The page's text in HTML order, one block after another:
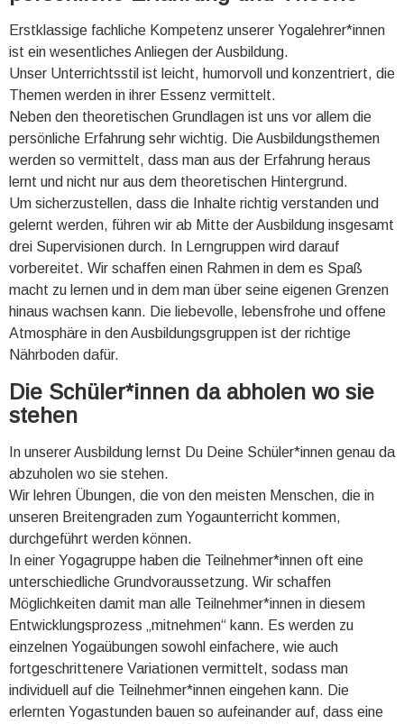
Erstklassige fachliche Kompetenz unserer Yogalehrer*innen
ist ein wesentliches Anliegen der Ausbildung.
Unser Unterrichtsstil ist leicht, humorvoll und konzentriert, die
Themen werden in ihrer Essenz vermittelt.
Neben den theoretischen Grundlagen ist uns vor allem die
persönliche Erfahrung sehr wichtig. Die Ausbildungsthemen
werden so vermittelt, dass man aus der Erfahrung heraus
lernt und nicht nur aus dem theoretischen Hintergrund.
Um sicherzustellen, dass die Inhalte richtig verstanden und
gelernt werden, führen wir ab Mitte der Ausbildung insgesamt
drei Supervisionen durch. In Lerngruppen wird darauf
vorbereitet. Wir schaffen einen Rahmen in dem es Spaß
macht zu lernen und in dem man über seine eigenen Grenzen
hinaus wachsen kann. Die liebevolle, lebensfrohe und offene
Atmosphäre in den Ausbildungsgruppen ist der richtige
Nährboden dafür.
Die Schüler*innen da abholen wo sie
stehen
In unserer Ausbildung lernst Du Deine Schüler*innen genau da
abzuholen wo sie stehen.
Wir lehren Übungen, die von den meisten Menschen, die in
unseren Breitengraden zum Yogaunterricht kommen,
durchgeführt werden können.
In einer Yogagruppe haben die Teilnehmer*innen oft eine
unterschiedliche Grundvoraussetzung. Wir schaffen
Möglichkeiten damit man alle Teilnehmer*innen in diesem
Entwicklungsprozess „mitnehmen“ kann. Es werden zu
einzelnen Yogaübungen sowohl einfachere, wie auch
fortgeschrittenere Variationen vermittelt, sodass man
individuell auf die Teilnehmer*innen eingehen kann. Die
erlernten Yogastunden bauen so aufeinander auf, dass eine